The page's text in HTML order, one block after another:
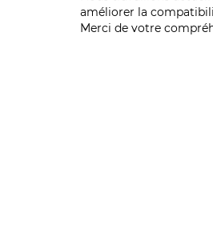
améliorer la
Merci de votre